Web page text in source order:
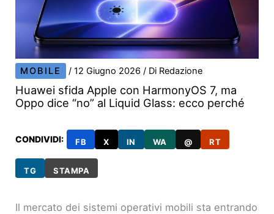
MOBILE /12 Giugno 2026/ Di Redazione
Huawei sfida Apple con HarmonyOS 7, ma
Oppo dice “no” al Liquid Glass: ecco perché
CONDIVIDI: FB X IN WA @ RT
TG STAMPA
Il mercato dei sistemi operativi mobili sta entrando